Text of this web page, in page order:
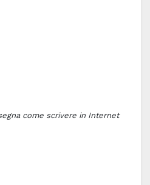
come scrivere in Internet